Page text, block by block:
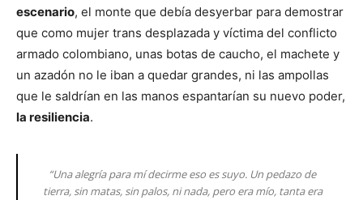
escenario, el monte que debía desyerbar para demostrar
que como mujer trans desplazada y víctima del conflicto
armado colombiano, unas botas de caucho, el machete y
un azadón no le iban a quedar grandes, ni las ampollas
que le saldrían en las manos espantarían su nuevo poder,
la resiliencia.
“Una alegría para mí decirme eso es suyo. Un pedazo de
tierra, sin matas, sin palos, ni nada, pero era mío, tanta era